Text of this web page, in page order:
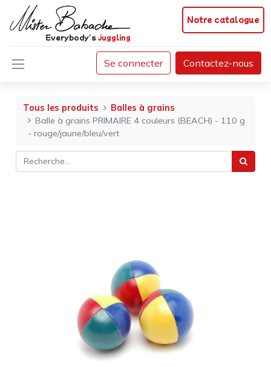
Notre catalogue
Everybody'sjuggling
Se connecter Contactez-nous
Tous les produits
Balles à grains
Balle à grains PRIMAIRE 4 couleurs (BEACH) - 110 g
- rouge/jaune/bleu/vert